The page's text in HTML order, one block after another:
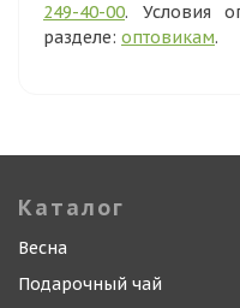
249-40-00. Условия
разделе: оптовикам.
Каталог
Весна
Подарочный чай